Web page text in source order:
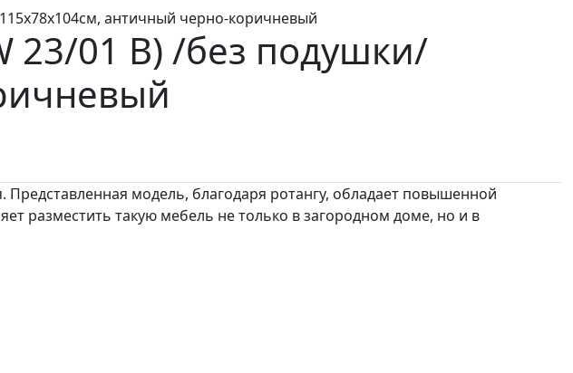
античный черно-коричневый
23/01 B) /без подушки/
модель, благодаря ротангу, обладает повышенной
разместить такую мебель не только в загородном доме, но и в